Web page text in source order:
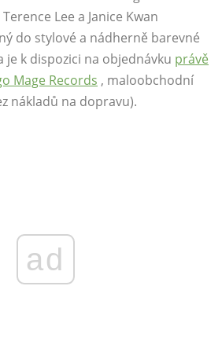
Terence Lee a Janice Kwan
do stylové a nádherně barevné
je k dispozici na objednávku právě
Mage Records , maloobchodní
nákladů na dopravu).
ad